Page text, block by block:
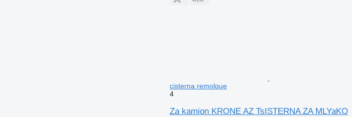
cisterna remolque
4
Za kamion KRONE AZ TsISTERNA ZA MLYaKO